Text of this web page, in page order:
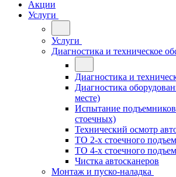
Акции
Услуги
Услуги
Диагностика и техническое
Диагностика и
Диагностика
месте)
Испытание
стоечных)
Технический осмотр
ТО 2-х стоечного
ТО 4-х стоечного
Чистка автосканеров
Монтаж и пуско-наладка